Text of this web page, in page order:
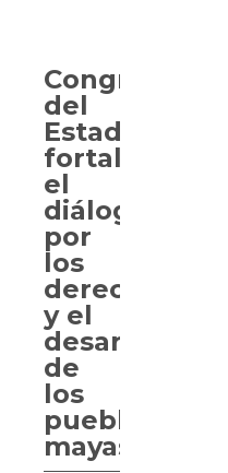
Congreso
del
Estado
fortalece
el
diálogo
por
los
derechos
y el
desarrollo
de
los
pueblos
mayas